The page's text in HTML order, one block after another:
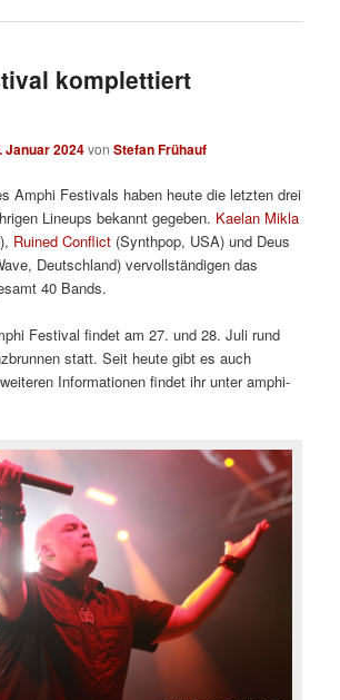
komplettiert
Januar 2024vonStefan Frühauf
Amphi Festivals haben heute die letzten drei
Lineups bekannt gegeben. Kaelan Mikla
Ruined Conflict (Synthpop, USA) und Deus
Deutschland) vervollständigen das
40 Bands.
Festival findet am 27. und 28. Juli rund
statt. Seit heute gibt es auch
Informationen findet ihr unter amphi-